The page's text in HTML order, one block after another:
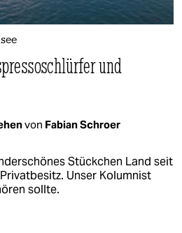
und
von Fabian Schroer
Stückchen Land seit
Unser Kolumnist
sollte.